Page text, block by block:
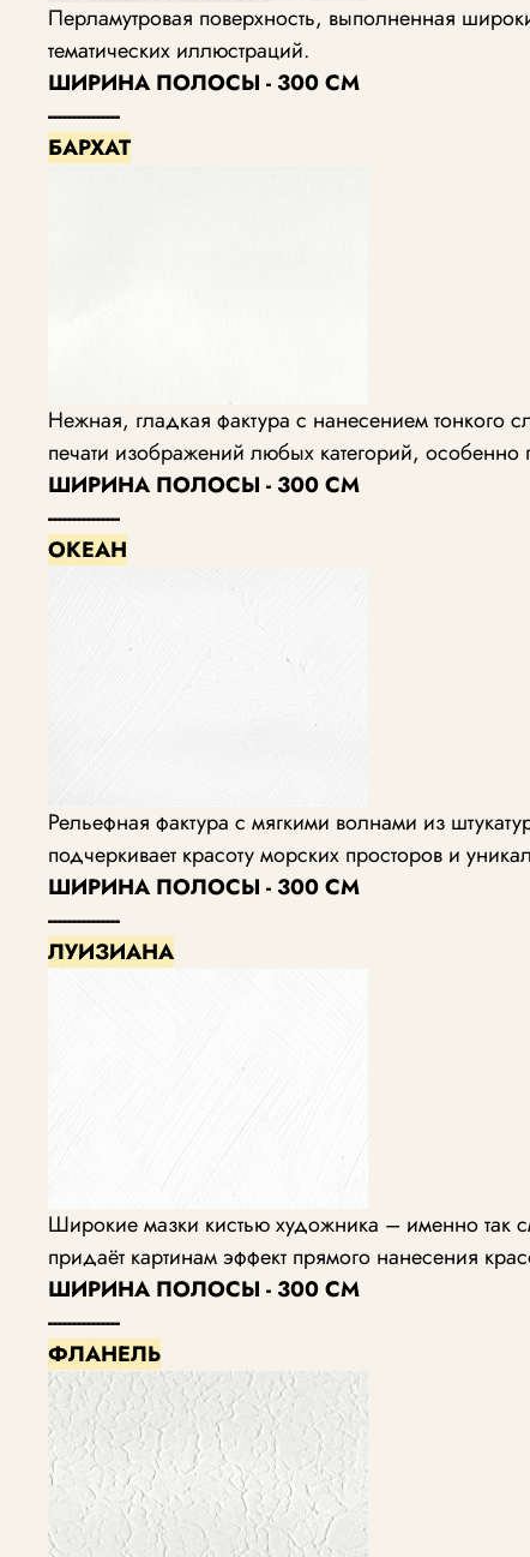
Перламутровая поверхность, выполненная
тематических иллюстраций.
ШИРИНА ПОЛОСЫ - 300 СМ
---------------
БАРХАТ
Нежная, гладкая фактура с нанесением тонкого
печати изображений любых категорий,
ШИРИНА ПОЛОСЫ - 300 СМ
---------------
ОКЕАН
Рельефная фактура с мягкими волнами из
подчеркивает красоту морских просторов и
ШИРИНА ПОЛОСЫ - 300 СМ
---------------
ЛУИЗИАНА
Широкие мазки кистью художника – именно так
придаёт картинам эффект прямого нанесения
ШИРИНА ПОЛОСЫ - 300 СМ
---------------
ФЛАНЕЛЬ